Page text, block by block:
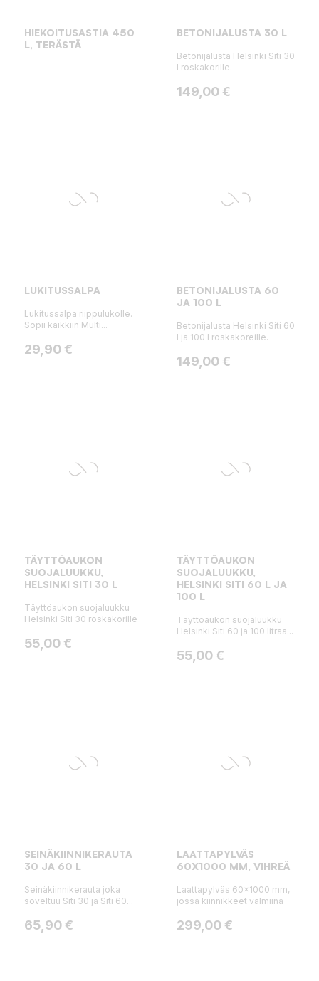
HIEKOITUSASTIA 450
L, TERÄSTÄ
BETONIJALUSTA 30 L
Betonijalusta Helsinki Siti 30
l roskakorille.
Hinta
149,00 €
LUKITUSSALPA
Lukitussalpa riippulukolle.
Sopii kaikkiin Multi...
Hinta
29,90 €
BETONIJALUSTA 60
JA 100 L
Betonijalusta Helsinki Siti 60
l ja 100 l roskakoreille.
Hinta
149,00 €
TÄYTTÖAUKON
SUOJALUUKKU,
HELSINKI SITI 30 L
Täyttöaukon suojaluukku
Helsinki Siti 30 roskakorille
Hinta
55,00 €
TÄYTTÖAUKON
SUOJALUUKKU,
HELSINKI SITI 60 L JA
100 L
Täyttöaukon suojaluukku
Helsinki Siti 60 ja 100 litraa...
Hinta
55,00 €
SEINÄKIINNIKERAUTA
30 JA 60 L
Seinäkiinnikerauta joka
soveltuu Siti 30 ja Siti 60...
Hinta
65,90 €
LAATTAPYLVÄS
60X1000 MM, VIHREÄ
Laattapylväs 60x1000 mm,
jossa kiinnikkeet valmiina
Hinta
299,00 €